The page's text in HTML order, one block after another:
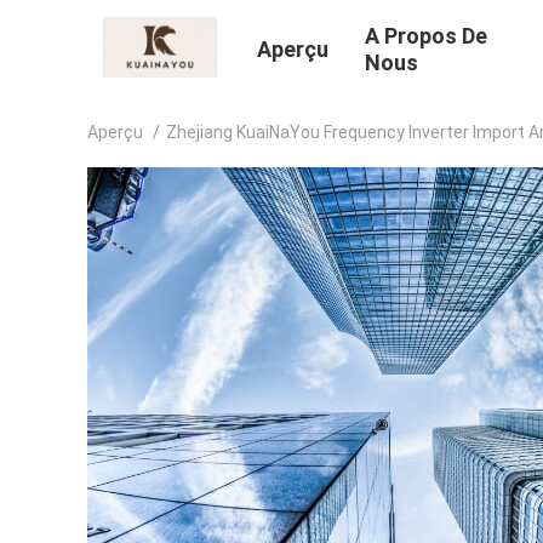
Aperçu
A Propos De
Nous
Aperçu / Zhejiang KuaiNaYou Frequency Inverter Import